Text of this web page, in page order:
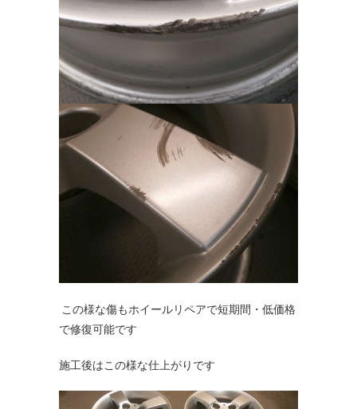
この様な傷もホイールリペアで短期間・低価格
で修復可能です
施工後はこの様な仕上がりです